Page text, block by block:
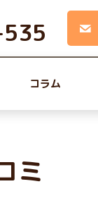
コラム
ミ